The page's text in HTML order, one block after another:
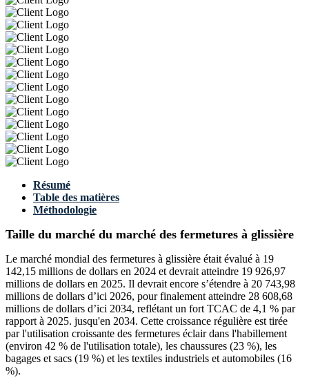
Résumé
Table des matières
Méthodologie
Taille du marché du marché des fermetures à glissière
Le marché mondial des fermetures à glissière était évalué à 19
142,15 millions de dollars en 2024 et devrait atteindre 19 926,97
millions de dollars en 2025. Il devrait encore s’étendre à 20 743,98
millions de dollars d’ici 2026, pour finalement atteindre 28 608,68
millions de dollars d’ici 2034, reflétant un fort TCAC de 4,1 % par
rapport à 2025. jusqu'en 2034. Cette croissance régulière est tirée
par l'utilisation croissante des fermetures éclair dans l'habillement
(environ 42 % de l'utilisation totale), les chaussures (23 %), les
bagages et sacs (19 %) et les textiles industriels et automobiles (16
%).